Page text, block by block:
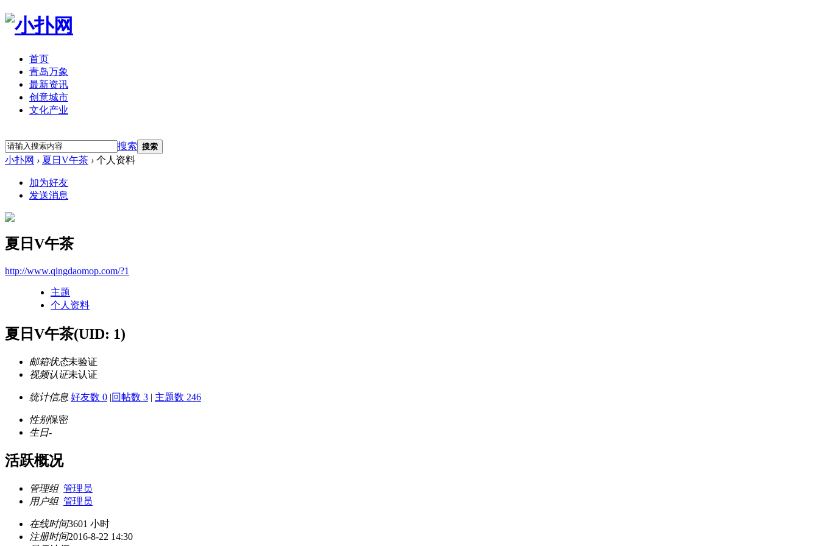
首页
青岛万象
最新资讯
创意城市
文化产业
搜索 搜索
小扑网 › 夏日V午茶 › 个人资料
加为好友
发送消息
夏日V午茶
http://www.qingdaomop.com/?1
主题
个人资料
夏日V午茶(UID: 1)
邮箱状态未验证
视频认证未认证
统计信息 好友数 0 |回帖数 3 | 主题数 246
性别保密
生日-
活跃概况
管理组 管理员
用户组 管理员
在线时间3601 小时
注册时间2016-8-22 14:30